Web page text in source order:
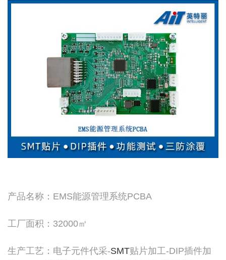
产品名称：EMS能源管理系统PCBA
工厂面积：32000㎡
生产工艺：电子元件代采-SMT贴片加工-DIP插件加